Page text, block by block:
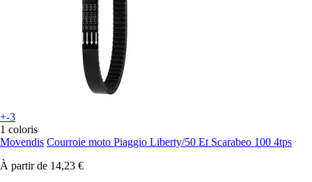
+-3
1 coloris
Movendis Courroie moto Piaggio Liberty/50 Et Scarabeo 100 4tps
À partir de 14,23 €